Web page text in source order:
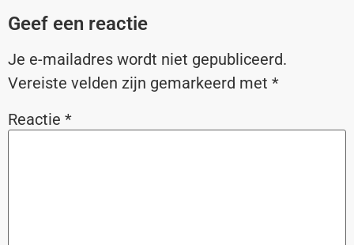
Geef een reactie
Je e-mailadres wordt niet gepubliceerd.
Vereiste velden zijn gemarkeerd met *
Reactie *